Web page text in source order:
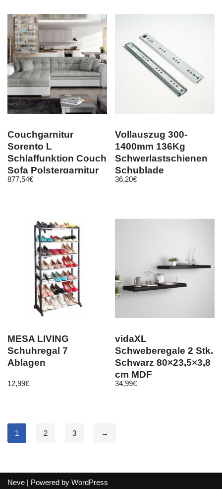
Couchgarnitur
Sorento L
Schlaffunktion Couch
Sofa Polstergarnitur
Wohnlandschaft
877,54€
Vollauszug 300-
1400mm 136Kg
Schwerlastschienen
Schublade
Teleskopauszug
36,20€
MESA LIVING
Schuhregal 7
Ablagen
12,99€
vidaXL
Schweberegale 2 Stk.
Schwarz 80×23,5×3,8
cm MDF
34,99€
1 2 3 →
Neve | Powered by WordPress